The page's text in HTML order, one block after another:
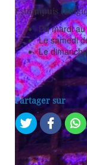
Estaimpuis
Du mardi
Le samedi
Le
Partager sur